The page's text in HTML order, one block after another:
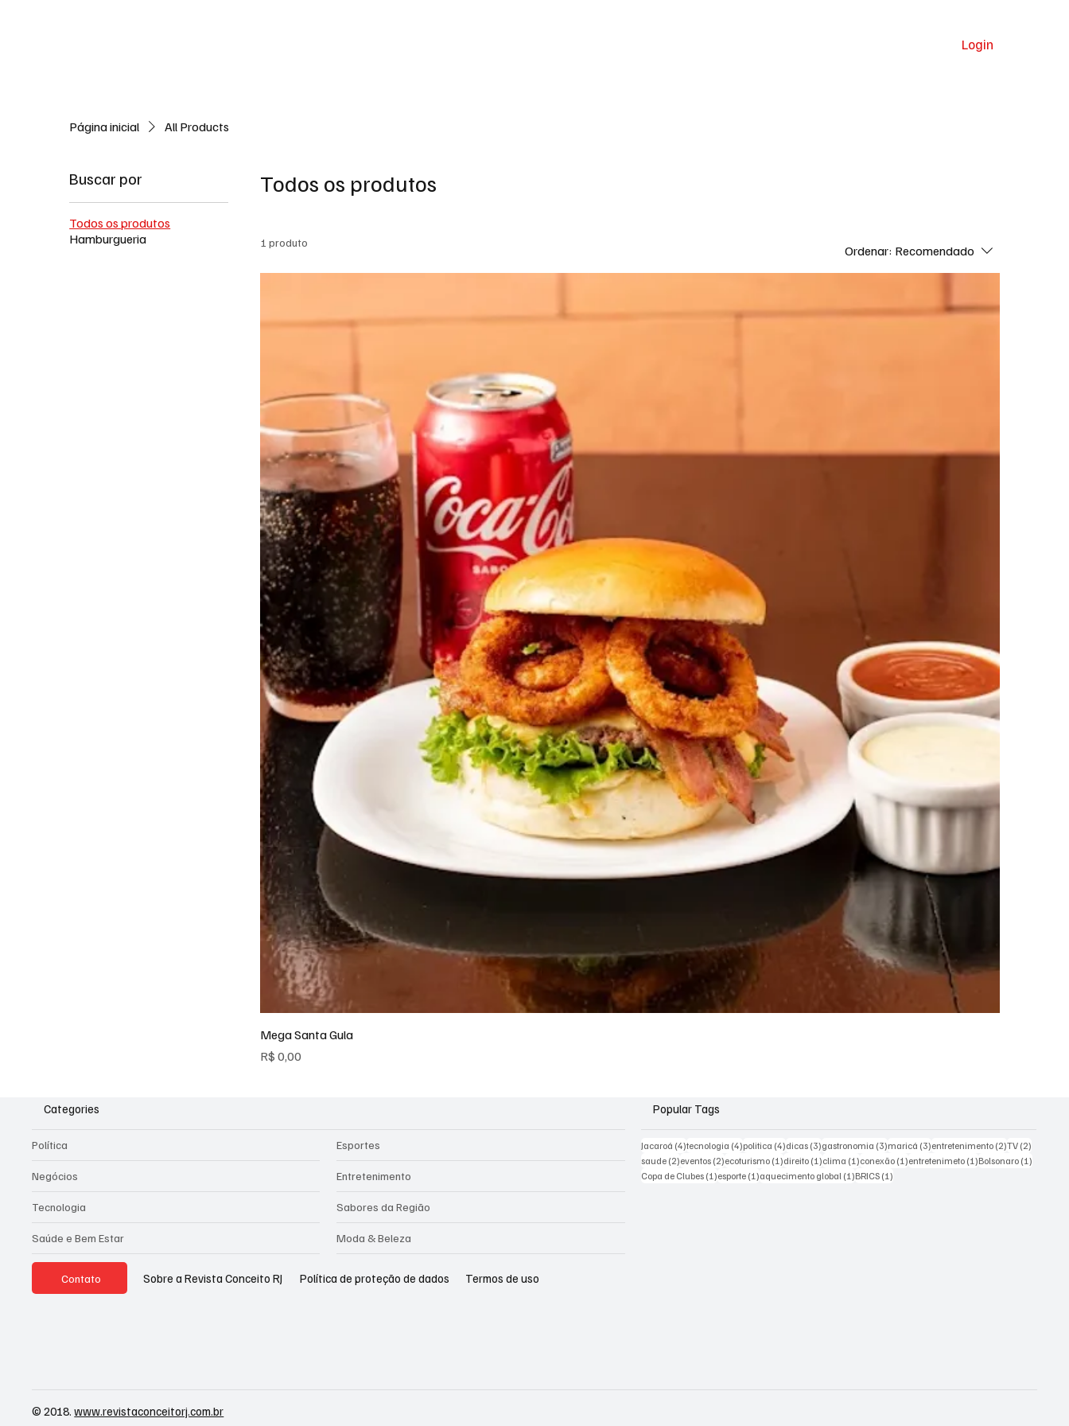
Login
Página inicial All Products
Buscar por
Todos os produtos
Hamburgueria
Todos os produtos
1 produto
Ordenar: Recomendado
Mega Santa Gula
Preço
R$ 0,00
Categories
Política
Negócios
Tecnologia
Saúde e Bem Estar
Esportes
Entretenimento
Sabores da Região
Moda & Beleza
Popular Tags
Jacaroá (4)4 posts
tecnologia (4)4 posts
politica (4)4 posts
dicas (3)3 posts
gastronomia (3)3 posts
maricá (3)3 posts
entretenimento (2)2 posts
TV (2)
saude (2)2 posts
eventos (2)2 posts
ecoturismo (1)1 post
direito (1)1 post
clima (1)1 post
conexão (1)1 post
entretenimeto (1)1 post
Bolsonaro (1)
Copa de Clubes (1)1 post
esporte (1)1 post
aquecimento global (1)1 post
BRICS (1)
Contato Sobre a Revista Conceito RJ Política de proteção de dados Termos de uso
© 2018.www.revistaconceitorj.com.br